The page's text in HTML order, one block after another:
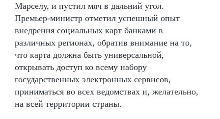
Марселу, и пустил мяч в дальний угол.
Премьер-министр отметил успешный опыт
внедрения социальных карт банками в
различных регионах, обратив внимание на то,
что карта должна быть универсальной,
открывать доступ ко всему набору
государственных электронных сервисов,
приниматься во всех ведомствах и, желательно,
на всей территории страны.